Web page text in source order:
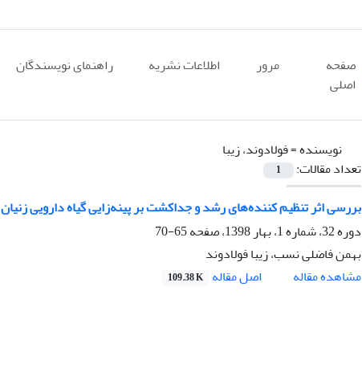
صفحه
اصلی
مرور اطلاعات نشریه راهنمای نویسندگان
نویسنده =فولادوند، زیبا
تعداد مقالات:
1
بررسی اثر تنظیم کننده‌های رشد و جداکشت بر پینه‌زایی گیاه دارویی زنیان
دوره 32، شماره 1، بهار 1398، صفحه
65-70
بهمن فاضلی نسب، زیبا فولادوند
مشاهده مقاله
اصل مقاله 109.38 K